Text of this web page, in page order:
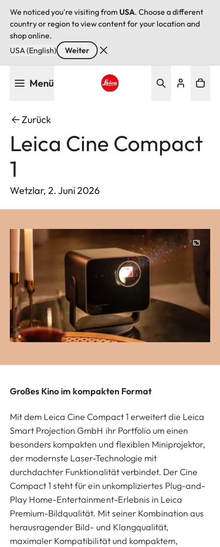
We noticed you're visiting from USA. Choose a different
country or region to view content for your location and
shop online.
USA (English)
Weiter
Menü
Zurück
Leica Cine Compact
1
Wetzlar, 2. Juni 2026
Image
Großes Kino im kompakten Format
Mit dem Leica Cine Compact 1 erweitert die Leica
Smart Projection GmbH ihr Portfolio um einen
besonders kompakten und flexiblen Miniprojektor,
der modernste Laser-Technologie mit
durchdachter Funktionalität verbindet. Der Cine
Compact 1 steht für ein unkompliziertes Plug-and-
Play Home-Entertainment-Erlebnis in Leica
Premium-Bildqualität. Mit seiner Kombination aus
herausragender Bild- und Klangqualität,
maximaler Kompatibilität und kompaktem,